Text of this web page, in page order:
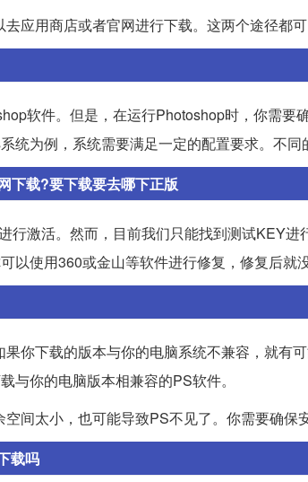
应用商店或者官网进行下载。这两个途径都
软件。但是，在运行Photoshop时，你需
统为例，系统需要满足一定的配置要求。不同
下载?要下载要去哪下正版
行激活。然而，目前我们只能找到测试KEY
以使用360或金山等软件进行修复，修复后就没
你下载的版本与你的电脑系统不兼容，就有
与你的电脑版本相兼容的PS软件。
间太小，也可能导致PS不见了。你需要确保
载吗